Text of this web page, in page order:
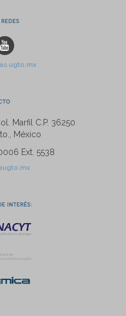
Marfil C.P. 36250
México
Ext. 5538
interés: